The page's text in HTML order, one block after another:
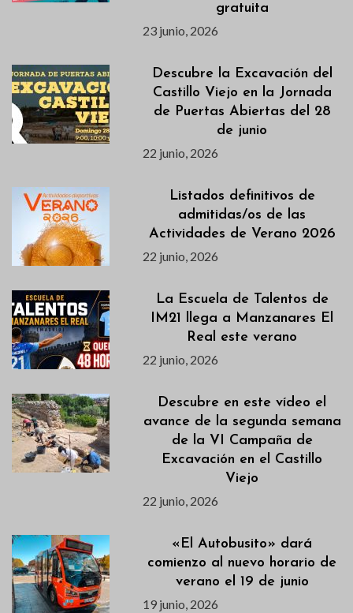
gratuita
23 junio, 2026
Descubre la Excavación del
Castillo Viejo en la Jornada
de Puertas Abiertas del 28
de junio
22 junio, 2026
Listados definitivos de
admitidas/os de las
Actividades de Verano 2026
22 junio, 2026
La Escuela de Talentos de
IM21 llega a Manzanares El
Real este verano
22 junio, 2026
Descubre en este vídeo el
avance de la segunda semana
de la VI Campaña de
Excavación en el Castillo
Viejo
22 junio, 2026
«El Autobusito» dará
comienzo al nuevo horario de
verano el 19 de junio
19 junio, 2026